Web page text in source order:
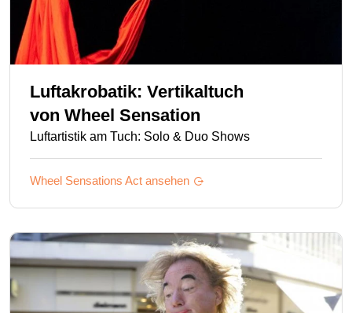
Luftakrobatik: Vertikaltuch
von Wheel Sensation
Luftartistik am Tuch: Solo & Duo Shows
Wheel Sensations Act ansehen